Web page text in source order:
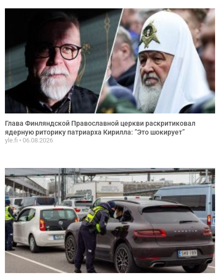
Глава Финляндской Православной церкви раскритиковал
ядерную риторику патриарха Кирилла: ”Это шокирует”
yle.fi 06.08.2026